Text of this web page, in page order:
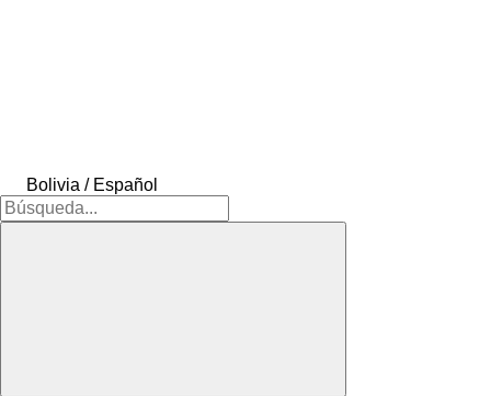
Bolivia / Español